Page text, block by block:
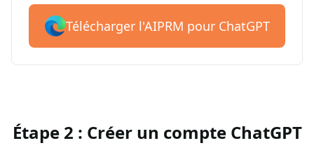
Télécharger l'AIPRM pour ChatGPT
Étape 2 : Créer un compte ChatGPT